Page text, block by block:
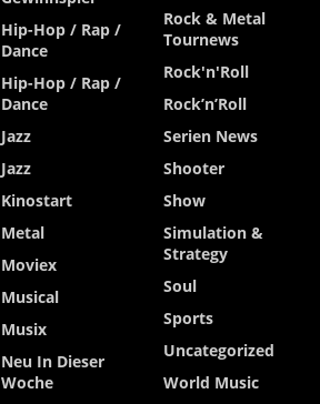
Hip-Hop / Rap /
Dance
Hip-Hop / Rap /
Dance
Jazz
Jazz
Kinostart
Metal
Moviex
Musical
Musix
Neu In Dieser
Woche
Rock & Metal
Tournews
Rock'n'Roll
Rock’n’Roll
Serien News
Shooter
Show
Simulation &
Strategy
Soul
Sports
Uncategorized
World Music